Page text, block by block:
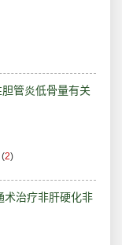
管炎低骨量有关
(2)
术治疗非肝硬化非